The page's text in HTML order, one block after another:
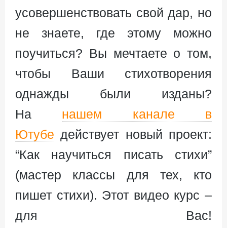
усовершенствовать свой дар, но
не знаете, где этому можно
поучиться? Вы мечтаете о том,
чтобы Ваши стихотворения
однажды были изданы?
На нашем канале в
Ютубе действует новый проект:
“Как научиться писать стихи”
(мастер классы для тех, кто
пишет стихи). Этот видео курс –
для Вас!